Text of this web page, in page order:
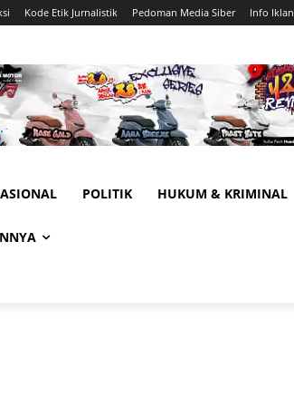
Kode Etik Jurnalistik Pedoman Media Siber Info Iklan
POLITIK HUKUM & KRIMINAL